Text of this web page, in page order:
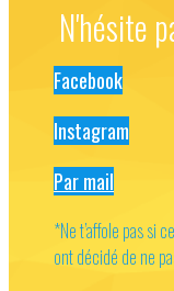
N'hésite
Facebook
Instagram
Par mail
*Ne t’affole pas si
ont décidé de ne